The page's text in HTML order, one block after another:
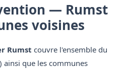
— Rumst
voisines
Rumst couvre l'ensemble du
que les communes